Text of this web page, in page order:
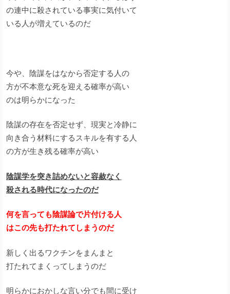
の連中に殺されている事実に気付いて
いる人が増えているのだ
今や、陰謀をはなから否定する人の
方が不本意な死を迎える確率が高い
のは明らかになった
陰謀の存在を否定せず、現実と冷静に
向き合う材料にするスキルを有する人
の方が生き残る確率が高い
陰謀学を突き詰めないと容赦なく
殺される時代になったのだ
何を言っても陰謀論で片付ける人
はこの先も打たれてしまうのだ
新しく出るワクチンをまんまと
打たれてまくってしまうのだ
明らかにおかしな言い分でも間に受け